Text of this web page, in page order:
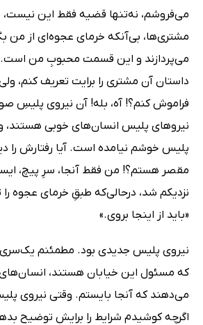
می‌فروشم، نه‌تنها قضیه فقط این نیست،
مشتری‌ها، بی‌آنکه خرمای عجوه‌ای از من
می‌پردازند و این قسمت محبوبِ من است.
داستان آن مشتری را برایت تعریف کنم،
فراموش کنم؟! آه، بله! آن نیروی پلیسِ
نیروهای پلیس انسان‌های خوبی هستند،
پلیس خوشم نیامده است. آیا رفتارش را
مقصر هستم؟! من فقط آنجا، سرِ پیچ،
نزدیکم شد، درحالی‌که طبقِ خرمای عجوه
«باید از اینجا بروی.»
نیروی پلیس جدیدی بود. مطمئنم یک‌سری
که مسئول این خیابان هستند، انسان‌های
می‌دهند که آنجا بایستم. وقتی نیروی
اگرچه کوشیدم شرایط را برایش توضیح